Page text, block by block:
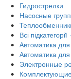
Гидрострелки
Насосные
Всі
Автоматика
Автоматика для
Электронные